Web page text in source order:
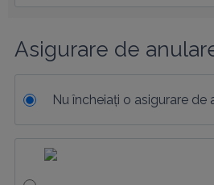
Asigurare de
Nu încheiați o asigurare de